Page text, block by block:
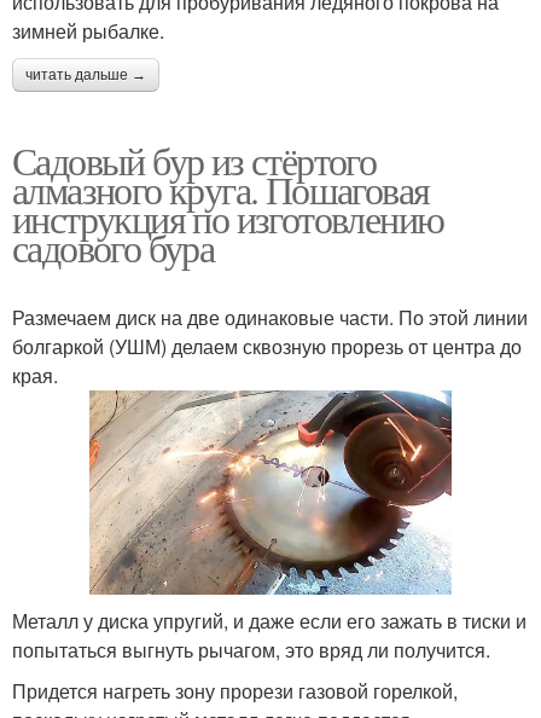
зимней рыбалке.
читать дальше →
Садовый бур из стёртого
алмазного круга. Пошаговая
инструкция по изготовлению
садового бура
Размечаем диск на две одинаковые части. По этой линии
болгаркой (УШМ) делаем сквозную прорезь от центра до
края.
Металл у диска упругий, и даже если его зажать в тиски и
попытаться выгнуть рычагом, это вряд ли получится.
Придется нагреть зону прорези газовой горелкой,